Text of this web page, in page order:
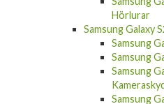
Samsung Galaxy
Samsung
Samsung
Samsung
Samsung
Hörlurar